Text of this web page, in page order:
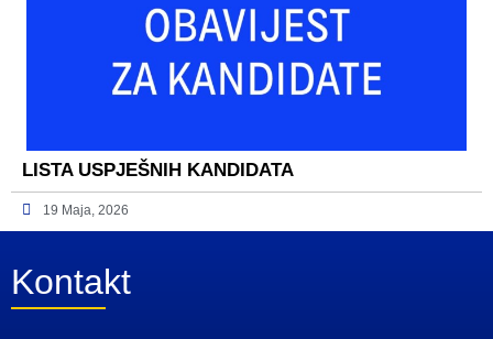
LISTA USPJEŠNIH KANDIDATA
19 Maja, 2026
Kontakt